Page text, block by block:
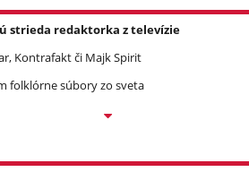
strieda redaktorka z televízie
Kontrafakt či Majk Spirit
folklórne súbory zo sveta